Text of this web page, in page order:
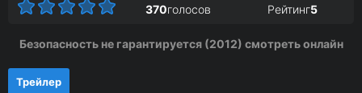
370голосов Рейтинг5
Безопасность не гарантируется (2012) смотреть онлайн
Трейлер